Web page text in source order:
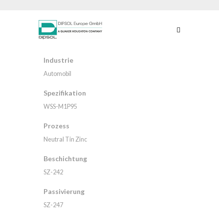
Industrie
Automobil
Spezifikation
WSS-M1P95
Prozess
Neutral Tin Zinc
Beschichtung
SZ-242
Passivierung
SZ-247